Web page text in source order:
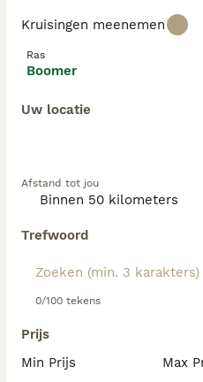
Kruisingen meenemen
Ras
Boomer
Uw locatie
Afstand tot jou
Trefwoord
0/100 tekens
Prijs
Min Prijs
Max